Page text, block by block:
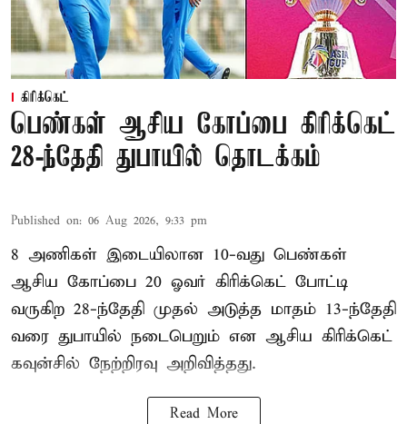
கிரிக்கெட்
பெண்கள் ஆசிய கோப்பை கிரிக்கெட்
28-ந்தேதி துபாயில் தொடக்கம்
Published on: 06 Aug 2026, 9:33 pm
8 அணிகள் இடையிலான 10-வது பெண்கள்
ஆசிய கோப்பை 20 ஓவர் கிரிக்கெட் போட்டி
வருகிற 28-ந்தேதி முதல் அடுத்த மாதம் 13-ந்தேதி
வரை துபாயில் நடைபெறும் என ஆசிய கிரிக்கெட்
கவுன்சில் நேற்றிரவு அறிவித்தது.
Read More